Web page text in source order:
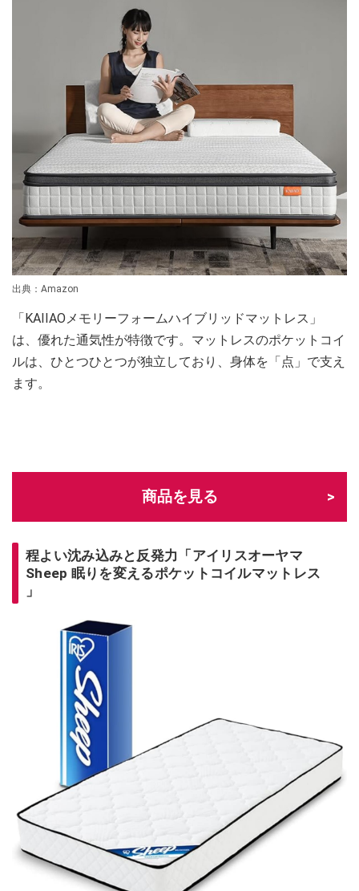
出典：Amazon
「KAIIAOメモリーフォームハイブリッドマットレス」
は、優れた通気性が特徴です。マットレスのポケットコイ
ルは、ひとつひとつが独立しており、身体を「点」で支え
ます。
商品を見る
程よい沈み込みと反発力「アイリスオーヤマ
Sheep 眠りを変えるポケットコイルマットレス
」